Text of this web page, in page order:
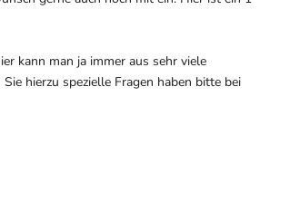
kann man ja immer aus sehr viele
hierzu spezielle Fragen haben bitte bei